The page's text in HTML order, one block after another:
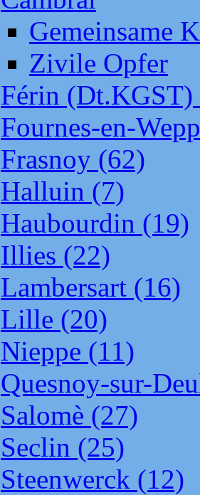
Gemeinsame
Zivile Opfer
Férin (Dt.KGST)
Fournes-en-
Frasnoy (62)
Halluin (7)
Haubourdin (19)
Illies (22)
Lambersart (16)
Lille (20)
Nieppe (11)
Quesnoy-sur-
Salomè (27)
Seclin (25)
Steenwerck (12)